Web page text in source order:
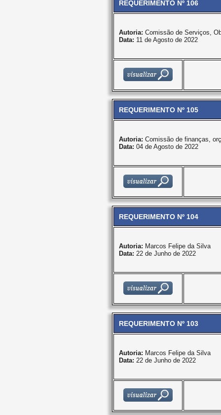
REQUERIMENTO Nº 106
Autoria: Comissão de Serviços,
Data: 11 de Agosto de 2022
REQUERIMENTO Nº 105
Autoria: Comissão de finanças,
Data: 04 de Agosto de 2022
REQUERIMENTO Nº 104
Autoria: Marcos Felipe da Silva
Data: 22 de Junho de 2022
REQUERIMENTO Nº 103
Autoria: Marcos Felipe da Silva
Data: 22 de Junho de 2022